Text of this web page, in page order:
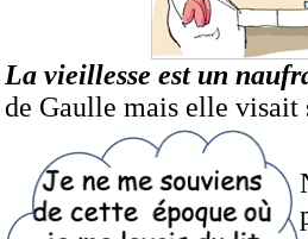
La vieillesse est un
de Gaulle mais elle visait